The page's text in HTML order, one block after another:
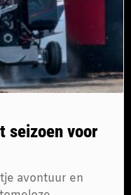
seizoen voor
avontuur en